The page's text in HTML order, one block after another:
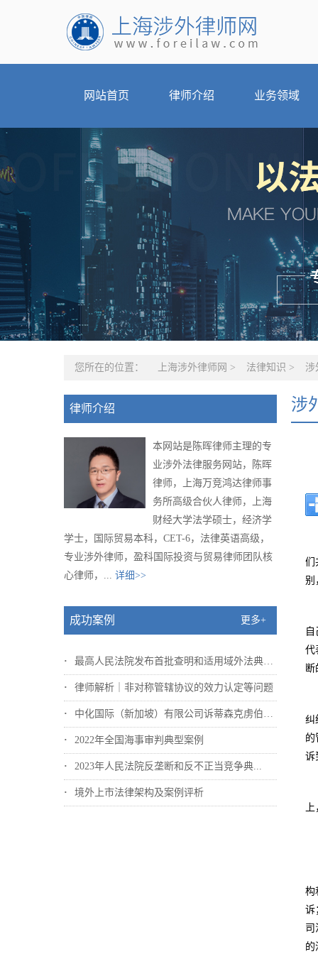
网站首页 律师介绍 业务领域
您所在的位置： 上海涉外律师网 > 法律知识 > 涉
律师介绍
本网站是陈晖律师主理的专
业涉外法律服务网站，陈晖
律师，上海万竞鸿达律师事
务所高级合伙人律师，上海
财经大学法学硕士，经济学
学士，国际贸易本科，CET-6，法律英语高级，
专业涉外律师，盈科国际投资与贸易律师团队核
心律师，... 详细>>
成功案例 更多+
最高人民法院发布首批查明和适用域外法典型...
律师解析｜非对称管辖协议的效力认定等问题
中化国际（新加坡）有限公司诉蒂森克虏伯冶...
2022年全国海事审判典型案例
2023年人民法院反垄断和反不正当竞争典...
境外上市法律架构及案例评析
涉
们
别
代
纠
的
诉
构
诉
司
的